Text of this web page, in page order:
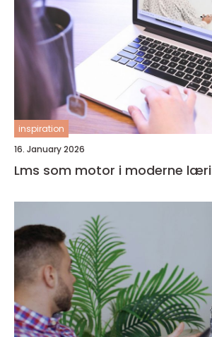
inspiration
16. January 2026
Lms som motor i moderne